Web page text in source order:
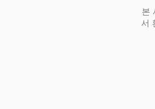
본
서